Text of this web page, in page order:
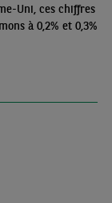
Uni, ces chiffres
à 0,2% et 0,3%